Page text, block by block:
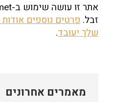
זבל. פרטים נוספים
שלך יעובד.
מאמרים אחרונים